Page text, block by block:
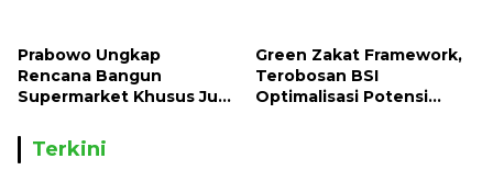
Kalteng : Pertamina dan
Kapolres Harus Bertindak
Prabowo Ungkap
Rencana Bangun
Supermarket Khusus Jual
Seperti di Luar Negeri
Green Zakat Framework,
Terobosan BSI
Optimalisasi Potensi
Terkini